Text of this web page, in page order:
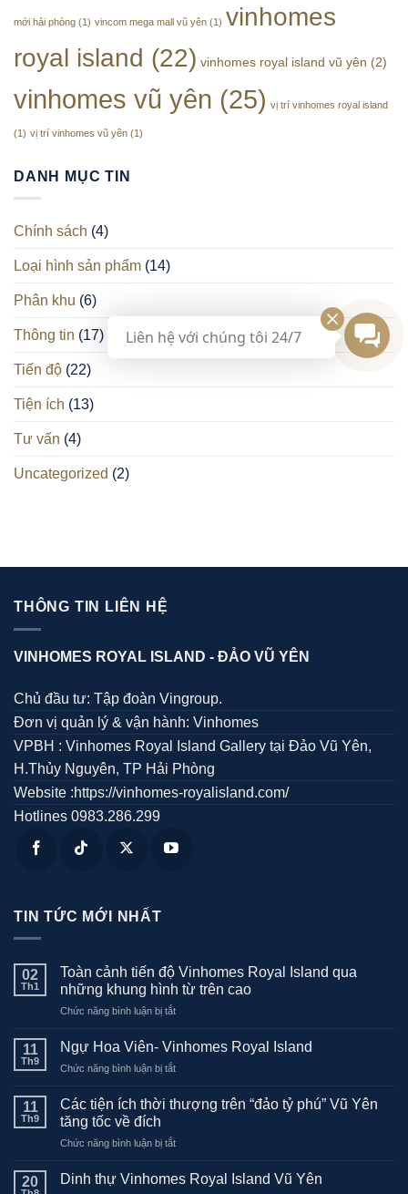
Gia
Vũ
Yên
mới hải phòng (1) vincom mega mall vũ yên (1) vinhomes
royal island (22) vinhomes royal island vũ yên (2)
vinhomes vũ yên (25) vị trí vinhomes royal island
(1) vị trí vinhomes vũ yên (1)
DANH MỤC TIN
Chính sách (4)
Loại hình sản phẩm (14)
Phân khu (6)
Thông tin (17)
Tiến độ (22)
Tiện ích (13)
Tư vấn (4)
Uncategorized (2)
THÔNG TIN LIÊN HỆ
VINHOMES ROYAL ISLAND - ĐẢO VŨ YÊN
Chủ đầu tư: Tập đoàn Vingroup.
Đơn vị quản lý & vận hành: Vinhomes
VPBH : Vinhomes Royal Island Gallery tại Đảo Vũ Yên,
H.Thủy Nguyên, TP Hải Phòng
Website :https://vinhomes-royalisland.com/
Hotlines 0983.286.299
TIN TỨC MỚI NHẤT
02
Th1
Toàn cảnh tiến độ Vinhomes Royal Island qua
những khung hình từ trên cao
Chức năng bình luận bị tắtở
cảnh
độ
Royal
những
hình
11
Th9
Ngự Hoa Viên- Vinhomes Royal Island
Chức năng bình luận bị tắtở
Hoa
Viên-
Royal
11
Th9
Các tiện ích thời thượng trên “đảo tỷ phú” Vũ Yên
tăng tốc về đích
Chức năng bình luận bị tắtở
tiện
20 Dinh thự Vinhomes Royal Island Vũ Yên
Liên hệ với chúng tôi 24/7